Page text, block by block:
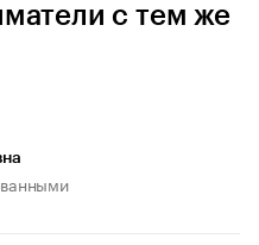
с тем же